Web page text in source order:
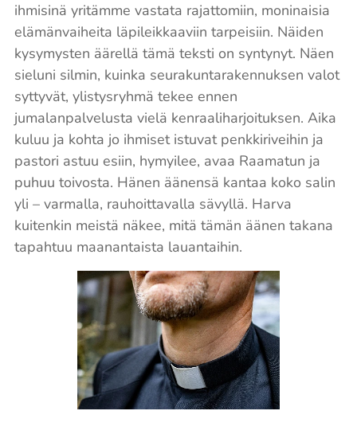
ihmisinä yritämme vastata rajattomiin, moninaisia
elämänvaiheita läpileikkaaviin tarpeisiin. Näiden
kysymysten äärellä tämä teksti on syntynyt. Näen
sieluni silmin, kuinka seurakuntarakennuksen valot
syttyvät, ylistysryhmä tekee ennen
jumalanpalvelusta vielä kenraaliharjoituksen. Aika
kuluu ja kohta jo ihmiset istuvat penkkiriveihin ja
pastori astuu esiin, hymyilee, avaa Raamatun ja
puhuu toivosta. Hänen äänensä kantaa koko salin
yli – varmalla, rauhoittavalla sävyllä. Harva
kuitenkin meistä näkee, mitä tämän äänen takana
tapahtuu maanantaista lauantaihin.